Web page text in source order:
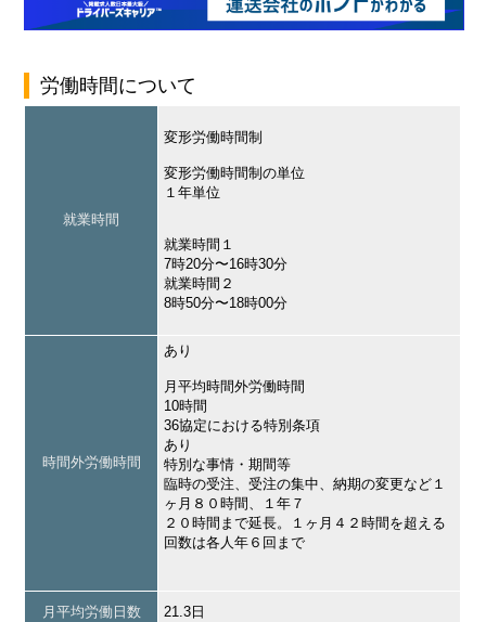
労働時間について
就業時間
変形労働時間制
変形労働時間制の単位
１年単位
就業時間１
7時20分〜16時30分
就業時間２
8時50分〜18時00分
時間外労働時間
あり
月平均時間外労働時間
10時間
36協定における特別条項
あり
特別な事情・期間等
臨時の受注、受注の集中、納期の変更など１
ヶ月８０時間、１年７
２０時間まで延長。１ヶ月４２時間を超える
回数は各人年６回まで
月平均労働日数 21.3日